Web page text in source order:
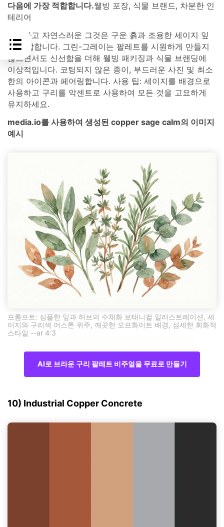
다음에 가장 적합합니다.웰빙 포장, 식물 브랜드, 차분한 인
테리어
차분하고 자연스러운 그것은 구운 흙과 조용한 세이지 잎
을 결합합니다. 그린-그레이는 팔레트를 시원하게 만들지
않으면서도 신선함을 더해 웰빙 패키징과 식물 브랜딩에
이상적입니다. 코팅되지 않은 종이, 부드러운 사진 및 최소
한의 아이콘과 페어링합니다. 사용 팁: 세이지를 배경으로
사용하고 구리를 악센트로 사용하여 모든 것을 고요하게
유지하세요.
media.io를 사용하여 생성된 copper sage calm의 이미지
예시
프롬프트: 심플한 잎과 허브의 수채화 보태니컬 일러스트레이션, 세
이지와 구리색 어스톤 위주, 깨끗한 오프화이트 배경, 섬세한 회화적
스타일 --ar 4:3
AI로 브라운 구리 팔레트 비주얼을 무료로 만들기
10) Industrial Copper Concrete